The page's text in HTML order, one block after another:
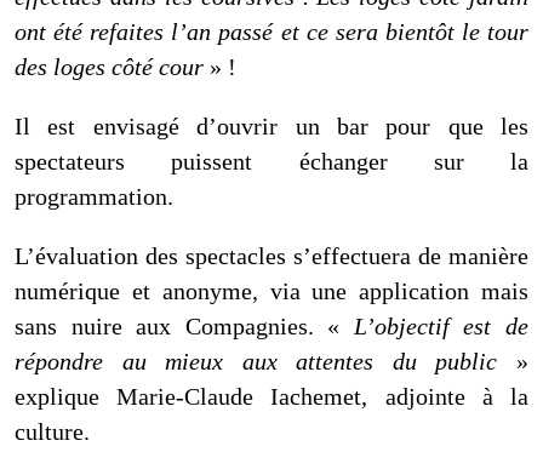
ont été refaites l’an passé et ce sera bientôt le tour
des loges côté cour » !
Il est envisagé d’ouvrir un bar pour que les
spectateurs puissent échanger sur la
programmation.
L’évaluation des spectacles s’effectuera de manière
numérique et anonyme, via une application mais
sans nuire aux Compagnies. « L’objectif est de
répondre au mieux aux attentes du public »
explique Marie-Claude Iachemet, adjointe à la
culture.